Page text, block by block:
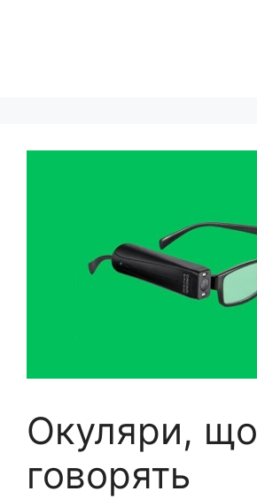
Окуляри, що
говорять